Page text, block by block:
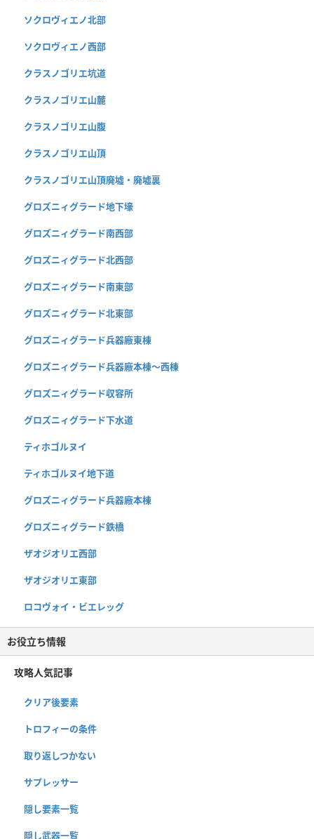
ソクロヴィエノ北部
ソクロヴィエノ西部
クラスノゴリエ坑道
クラスノゴリエ山麓
クラスノゴリエ山腹
クラスノゴリエ山頂
クラスノゴリエ山頂廃墟・廃墟裏
グロズニィグラード地下壕
グロズニィグラード南西部
グロズニィグラード北西部
グロズニィグラード南東部
グロズニィグラード北東部
グロズニィグラード兵器廠東棟
グロズニィグラード兵器廠本棟〜西棟
グロズニィグラード収容所
グロズニィグラード下水道
ティホゴルヌイ
ティホゴルヌイ地下道
グロズニィグラード兵器廠本棟
グロズニィグラード鉄橋
ザオジオリエ西部
ザオジオリエ東部
ロコヴォイ・ビエレッグ
お役立ち情報
攻略人気記事
クリア後要素
トロフィーの条件
取り返しつかない
サプレッサー
隠し要素一覧
隠し武器一覧